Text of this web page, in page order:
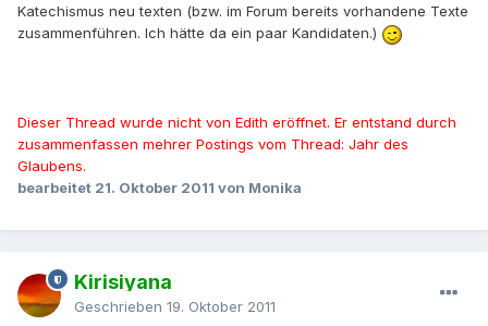
Katechismus neu texten (bzw. im Forum bereits vorhandene Texte
zusammenführen. Ich hätte da ein paar Kandidaten.)
Dieser Thread wurde nicht von Edith eröffnet. Er entstand durch
zusammenfassen mehrer Postings vom Thread: Jahr des
Glaubens.
bearbeitet 21. Oktober 2011 von Monika
Kirisiyana
Geschrieben 19. Oktober 2011